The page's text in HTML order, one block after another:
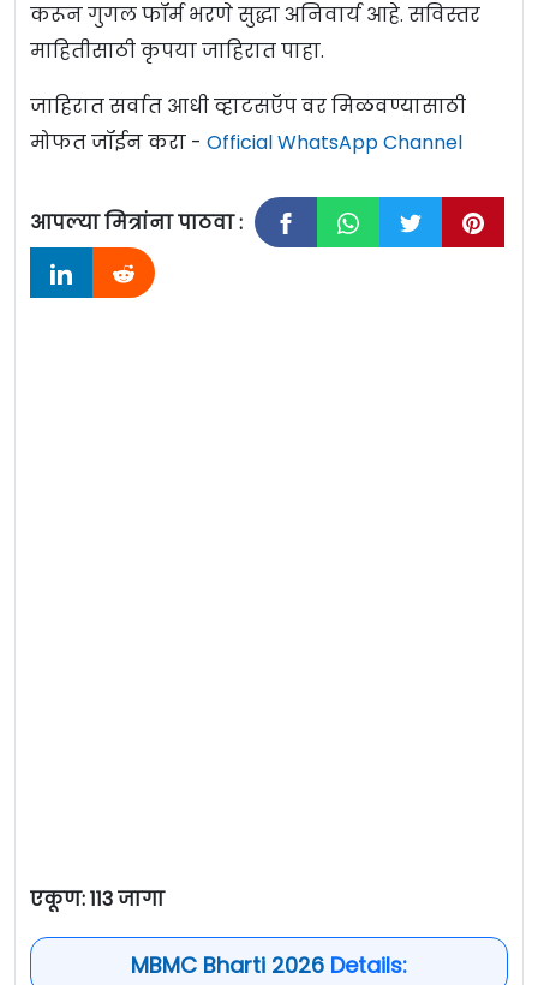
करून गुगल फॉर्म भरणे सुद्धा अनिवार्य आहे. सविस्तर
माहितीसाठी कृपया जाहिरात पाहा.
जाहिरात सर्वात आधी व्हाटसऍप वर मिळवण्यासाठी
मोफत जॉईन करा - Official WhatsApp Channel
आपल्या मित्रांना पाठवा :
एकूण: 113 जागा
MBMC Bharti 2026 Details: